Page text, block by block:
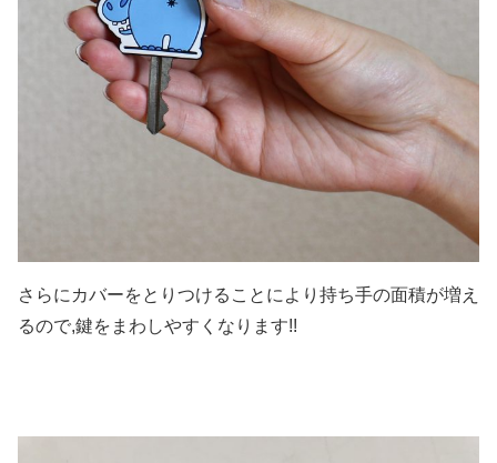
さらにカバーをとりつけることにより持ち手の面積が増え
るので,鍵をまわしやすくなります!!